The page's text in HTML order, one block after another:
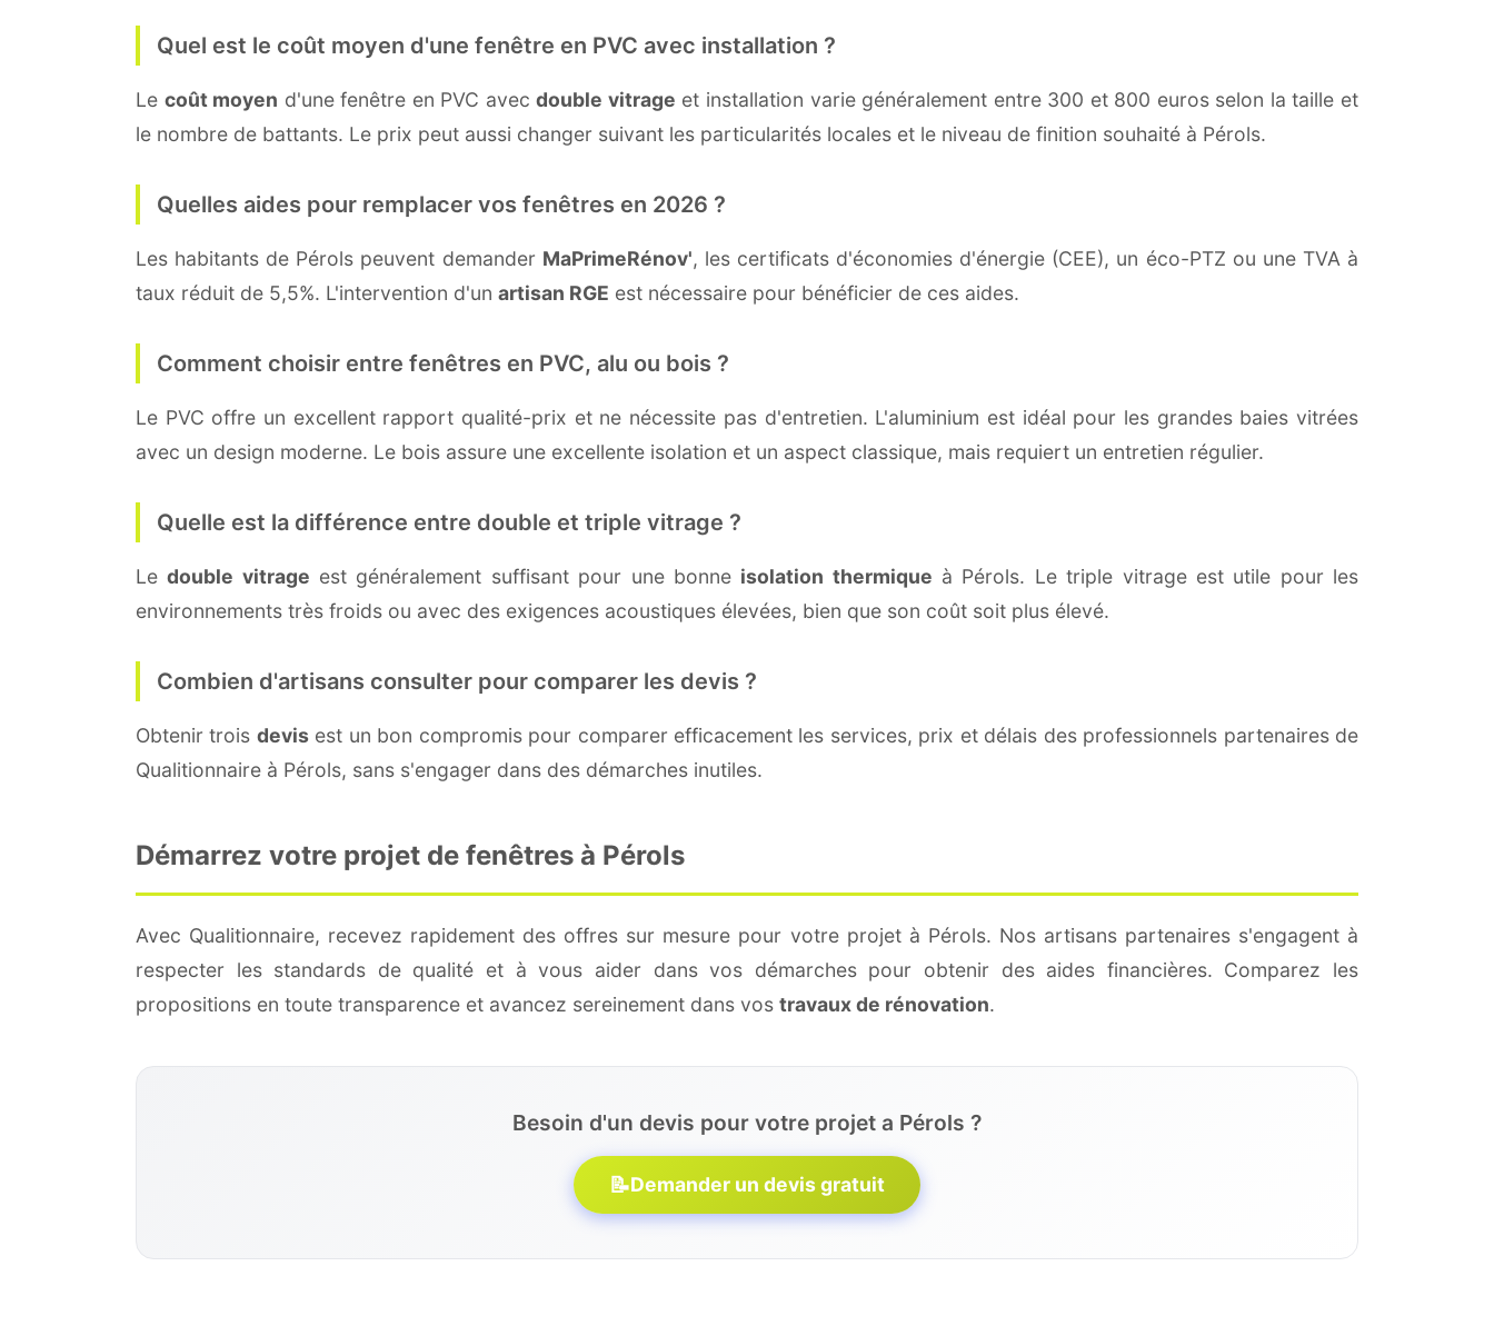
Quel est le coût moyen d'une fenêtre en PVC avec installation ?
Le coût moyen d'une fenêtre en PVC avecdouble vitrage et installation varie généralement entre 300 et 800 euros selon la taille et
le nombre de battants. Le prix peut aussi changer suivant les particularités locales et le niveau de finition souhaité à Pérols.
Quelles aides pour remplacer vos fenêtres en 2026 ?
Les habitants de Pérols peuvent demander MaPrimeRénov', les certificats d'économies d'énergie (CEE), un éco-PTZ ou une TVA à
taux réduit de 5,5%. L'intervention d'un artisan RGE est nécessaire pour bénéficier de ces aides.
Comment choisir entre fenêtres en PVC, alu ou bois ?
Le PVC offre un excellent rapport qualité-prix et ne nécessite pas d'entretien. L'aluminium est idéal pour les grandes baies vitrées
avec un design moderne. Le bois assure une excellente isolation et un aspect classique, mais requiert un entretien régulier.
Quelle est la différence entre double et triple vitrage ?
Ledouble vitrage est généralement suffisant pour une bonne isolation thermique à Pérols. Le triple vitrage est utile pour les
environnements très froids ou avec des exigences acoustiques élevées, bien que son coût soit plus élevé.
Combien d'artisans consulter pour comparer les devis ?
Obtenir trois devisest un bon compromis pour comparer efficacement les services, prix et délais des professionnels partenaires de
Qualitionnaire à Pérols, sans s'engager dans des démarches inutiles.
Démarrez votre projet de fenêtres à Pérols
Avec Qualitionnaire, recevez rapidement des offres sur mesure pour votre projet à Pérols. Nos artisans partenaires s'engagent à
respecter les standards de qualité et à vous aider dans vos démarches pour obtenir des aides financières. Comparez les
propositions en toute transparence et avancez sereinement dans vos travaux de rénovation.
Besoin d'un devis pour votre projet a Pérols ?
📝Demander un devis gratuit